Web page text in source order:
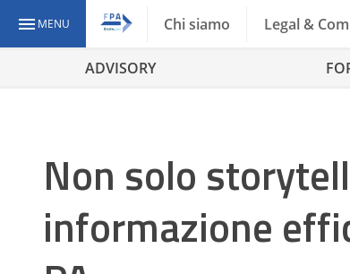
MENU Chi siamo Legal &
ADVISORY
Non solo
informazione